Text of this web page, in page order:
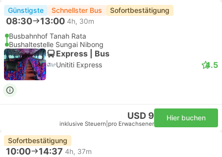
Günstigste Schnellster Bus Sofortbestätigung
08:30 13:00 4h, 30m
Busbahnhof Tanah Rata
Bushaltestelle Sungai Nibong
Express | Bus
Unititi Express 4.5
USD 9
inklusive Steuern pro Erwachsener
Hier buchen
Sofortbestätigung
10:00 14:37 4h, 37m